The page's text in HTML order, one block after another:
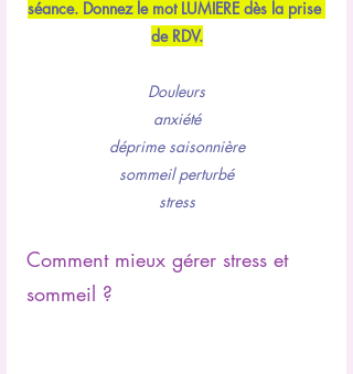
séance. Donnez le mot LUMIERE dès la prise
de RDV.
Douleurs
anxiété
déprime saisonnière
sommeil perturbé
stress
Comment mieux gérer stress et
sommeil ?